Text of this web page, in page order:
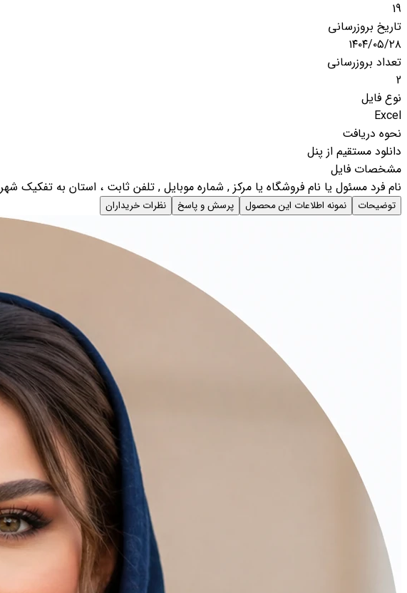
19
تاریخ بروزرسانی
۱۴۰۴/۰۵/۲۸
تعداد بروزرسانی
2
نوع فایل
Excel
نحوه دریافت
دانلود مستقیم از پنل
مشخصات فایل
نام فرد مسئول یا نام فروشگاه یا مرکز , شماره موبایل , تلفن ثابت ، استان به تفکیک شهر
توضیحات نمونه اطلاعات این محصول پرسش و پاسخ نظرات خریداران